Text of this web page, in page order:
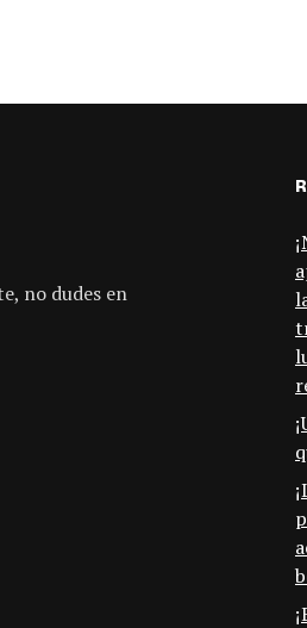
no dudes en